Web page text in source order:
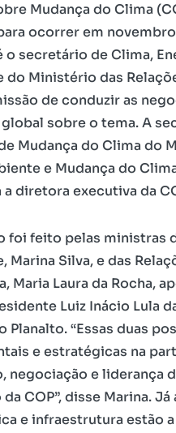
Mudança do Clima
ocorrer em
o secretário de Clima,
do Ministério das
de conduzir as
sobre o tema. A
Mudança do Clima do
e Mudança do
a diretora executiva da
foi feito pelas ministras
Marina Silva, e das
Maria Laura da Rocha,
Luiz Inácio Lula
Planalto. “Essas duas
e estratégicas na
negociação e liderança
COP”, disse Marina.
e infraestrutura estão